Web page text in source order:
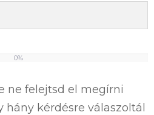
0%
ne felejtsd el megírni
hány kérdésre válaszoltál